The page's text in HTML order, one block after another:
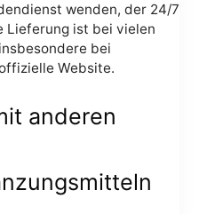
wenden, der 24/7
Lieferung ist bei vielen
bei
Website.
anderen